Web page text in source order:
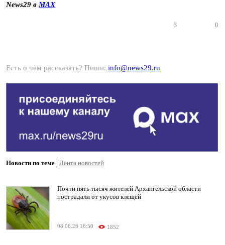
News29 в MAX
3 0
Есть о чём рассказать? Пиши: info@news29.ru
Новости по теме | Лента новостей
Почти пять тысяч жителей Архангельской области
пострадали от укусов клещей
08.06.26 16:50 1852